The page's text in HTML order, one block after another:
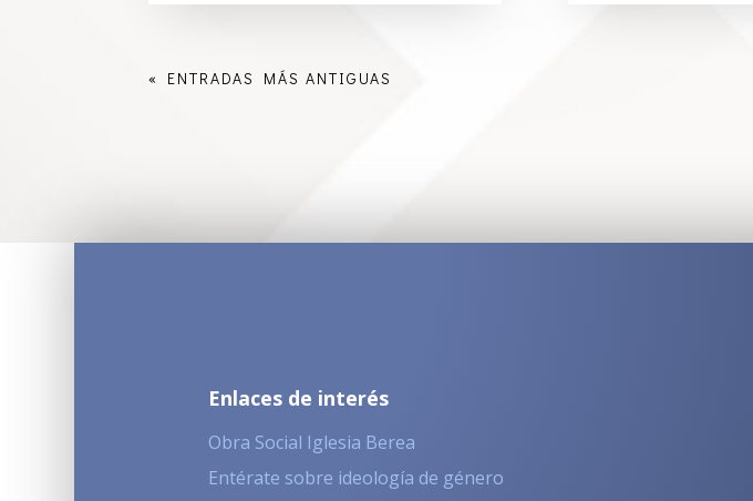
« ENTRADAS MÁS ANTIGUAS
Enlaces de interés
Obra Social Iglesia Berea
Entérate sobre ideología de género